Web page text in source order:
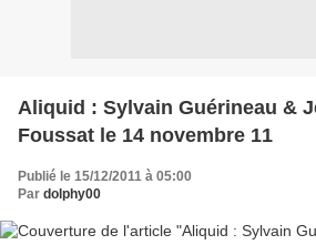
Aliquid : Sylvain Guérineau &
Foussat le 14 novembre 11
Publié le 15/12/2011 à 05:00
Par dolphy00